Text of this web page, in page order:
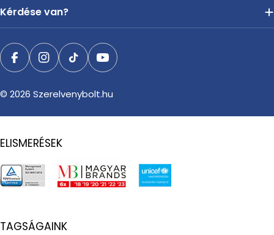
Kérdése van?
FacebookInstagram
TikTokYouTube
© 2026 Szerelvenybolt.hu
ELISMERÉSEK
TAGSÁGAINK